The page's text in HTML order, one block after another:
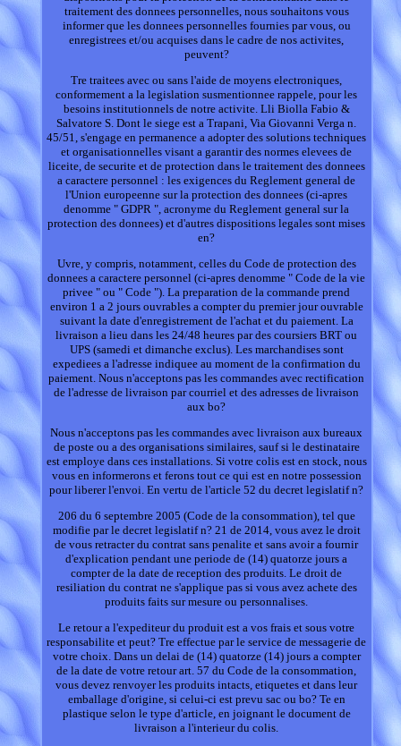
traitement des donnees personnelles, nous souhaitons vous
informer que les donnees personnelles fournies par vous, ou
enregistrees et/ou acquises dans le cadre de nos activites,
peuvent?
Tre traitees avec ou sans l'aide de moyens electroniques,
conformement a la legislation susmentionnee rappele, pour les
besoins institutionnels de notre activite. Lli Biolla Fabio &
Salvatore S. Dont le siege est a Trapani, Via Giovanni Verga n.
45/51, s'engage en permanence a adopter des solutions techniques
et organisationnelles visant a garantir des normes elevees de
liceite, de securite et de protection dans le traitement des donnees
a caractere personnel : les exigences du Reglement general de
l'Union europeenne sur la protection des donnees (ci-apres
denomme " GDPR ", acronyme du Reglement general sur la
protection des donnees) et d'autres dispositions legales sont mises
en?
Uvre, y compris, notamment, celles du Code de protection des
donnees a caractere personnel (ci-apres denomme " Code de la vie
privee " ou " Code "). La preparation de la commande prend
environ 1 a 2 jours ouvrables a compter du premier jour ouvrable
suivant la date d'enregistrement de l'achat et du paiement. La
livraison a lieu dans les 24/48 heures par des coursiers BRT ou
UPS (samedi et dimanche exclus). Les marchandises sont
expediees a l'adresse indiquee au moment de la confirmation du
paiement. Nous n'acceptons pas les commandes avec rectification
de l'adresse de livraison par courriel et des adresses de livraison
aux bo?
Nous n'acceptons pas les commandes avec livraison aux bureaux
de poste ou a des organisations similaires, sauf si le destinataire
est employe dans ces installations. Si votre colis est en stock, nous
vous en informerons et ferons tout ce qui est en notre possession
pour liberer l'envoi. En vertu de l'article 52 du decret legislatif n?
206 du 6 septembre 2005 (Code de la consommation), tel que
modifie par le decret legislatif n? 21 de 2014, vous avez le droit
de vous retracter du contrat sans penalite et sans avoir a fournir
d'explication pendant une periode de (14) quatorze jours a
compter de la date de reception des produits. Le droit de
resiliation du contrat ne s'applique pas si vous avez achete des
produits faits sur mesure ou personnalises.
Le retour a l'expediteur du produit est a vos frais et sous votre
responsabilite et peut? Tre effectue par le service de messagerie de
votre choix. Dans un delai de (14) quatorze (14) jours a compter
de la date de votre retour art. 57 du Code de la consommation,
vous devez renvoyer les produits intacts, etiquetes et dans leur
emballage d'origine, si celui-ci est prevu sac ou bo? Te en
plastique selon le type d'article, en joignant le document de
livraison a l'interieur du colis.